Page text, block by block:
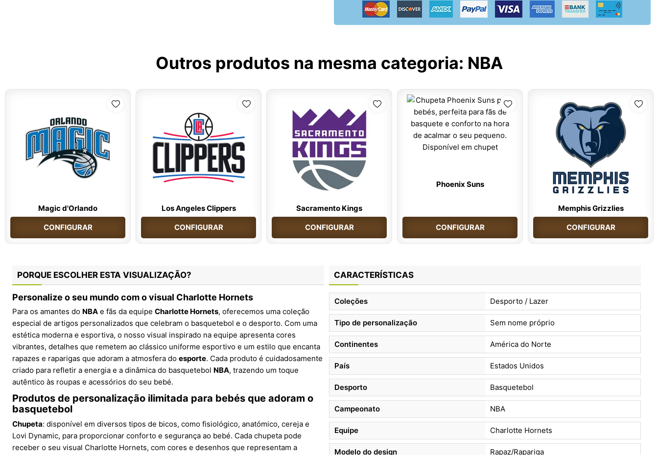
Outros produtos na mesma categoria: NBA
Magic d'Orlando
CONFIGURAR
Los Angeles Clippers
CONFIGURAR
Sacramento Kings
CONFIGURAR
Phoenix Suns
CONFIGURAR
Memphis Grizzlies
CONFIGURAR
PORQUE ESCOLHER ESTA VISUALIZAÇÃO?
Personalize o seu mundo com o visual Charlotte Hornets
Para os amantes do NBA e fãs da equipe Charlotte Hornets, oferecemos uma coleção
especial de artigos personalizados que celebram o basquetebol e o desporto. Com uma
estética moderna e esportiva, o nosso visual inspirado na equipe apresenta cores
vibrantes, detalhes que remetem ao clássico uniforme esportivo e um estilo que encanta
rapazes e raparigas que adoram a atmosfera do esporte. Cada produto é cuidadosamente
criado para refletir a energia e a dinâmica do basquetebol NBA, trazendo um toque
autêntico às roupas e acessórios do seu bebé.
Produtos de personalização ilimitada para bebés que adoram o
basquetebol
Chupeta: disponível em diversos tipos de bicos, como fisiológico, anatómico, cereja e
Lovi Dynamic, para proporcionar conforto e segurança ao bebé. Cada chupeta pode
receber o seu visual Charlotte Hornets, com cores e desenhos que representam a
CARACTERÍSTICAS
Coleções Desporto / Lazer
Tipo de personalização Sem nome próprio
Continentes América do Norte
País Estados Unidos
Desporto Basquetebol
Campeonato NBA
Equipe Charlotte Hornets
Modelo do design Rapaz/Rapariga